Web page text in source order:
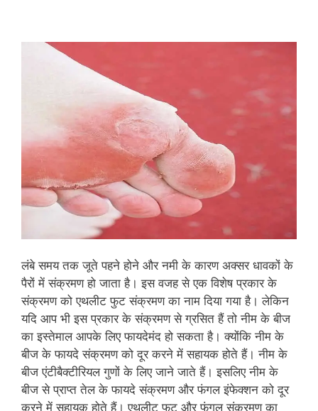
लंबे समय तक जूते पहने होने और नमी के कारण अक्‍सर धावकों के
पैरों में संक्रमण हो जाता है। इस वजह से एक विशेष प्रकार के
संक्रमण को एथलीट फुट संक्रमण का नाम दिया गया है। लेकिन
यदि आप भी इस प्रकार के संक्रमण से ग्रसित हैं तो नीम के बीज
का इस्‍तेमाल आपके लिए फायदेमंद हो सकता है। क्‍योंकि नीम के
बीज के फायदे संक्रमण को दूर करने में सहायक होते हैं। नीम के
बीज एंटीबैक्‍टीरियल गुणों के लिए जाने जाते हैं। इसलिए नीम के
बीज से प्राप्‍त तेल के फायदे संक्रमण और फंगल इंफेक्‍शन को दूर
करने में सहायक होते हैं। एथलीट फुट और फंगल संक्रमण का